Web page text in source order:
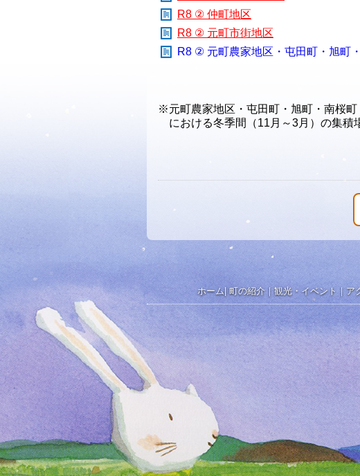
R8 ② 仲町地区
R8 ② 元町市街地区
R8 ② 元町農家地区・屯田町・旭町
※元町農家地区・屯田町・旭町・南桜
における冬季間（11月～3月）の集積
ホーム|町の紹介 ｜ 観光・イベント ｜ ア